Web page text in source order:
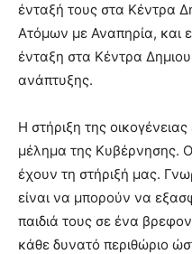
ένταξή τους στα Κέντρα
Ατόμων με Αναπηρία, και
ένταξη στα Κέντρα
ανάπτυξης.
Η στήριξη της οικογένειας
μέλημα της Κυβέρνησης.
έχουν τη στήριξή μας.
είναι να μπορούν να
παιδιά τους σε ένα
κάθε δυνατό περιθώριο